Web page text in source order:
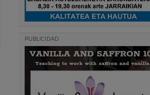
PUBLICIDAD